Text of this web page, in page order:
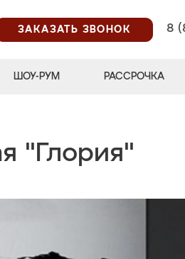
ЗАКАЗАТЬ ЗВОНОК
8
ШОУ-РУМ РАССРОЧКА
"Глория"